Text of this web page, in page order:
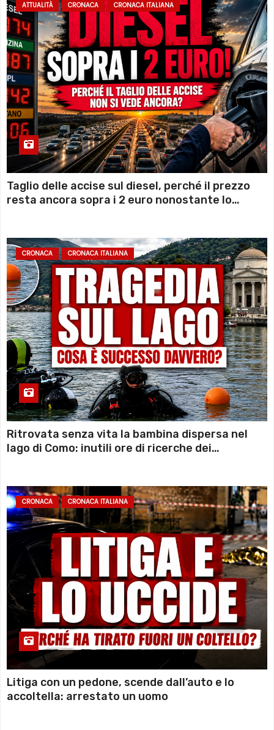
ATTUALITÀ CRONACA CRONACA ITALIANA
Taglio delle accise sul diesel, perché il prezzo
resta ancora sopra i 2 euro nonostante lo
CRONACA CRONACA ITALIANA
Ritrovata senza vita la bambina dispersa nel
lago di Como: inutili ore di ricerche dei
CRONACA CRONACA ITALIANA
Litiga con un pedone, scende dall’auto e lo
accoltella: arrestato un uomo